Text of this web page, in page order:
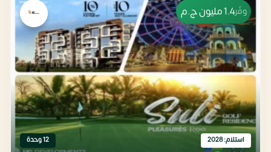
وفّر1.4 مليون ج.م
استلام: 2028 12 وحدة